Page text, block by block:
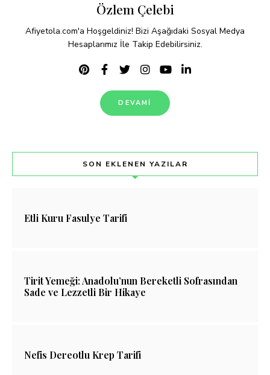
Özlem Çelebi
Afiyetola.com'a Hoşgeldiniz! Bizi Aşağıdaki Sosyal Medya
Hesaplarımız İle Takip Edebilirsiniz.
DEVAMI
SON EKLENEN YAZILAR
Etli Kuru Fasulye Tarifi
Tirit Yemeği: Anadolu’nun Bereketli Sofrasından
Sade ve Lezzetli Bir Hikaye
Nefis Dereotlu Krep Tarifi